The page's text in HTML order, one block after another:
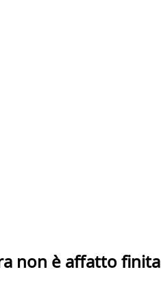
non è affatto finita